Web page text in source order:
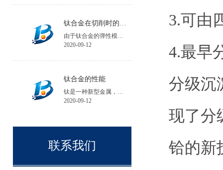
3.可由
4.最早
分级沉
现了分
铪的新
钛合金在切削时的注意事项
由于钛合金的弹性模量小，工件在加工中的夹紧变形和受力变形大，会降低工件的加工精度；工件安装时夹紧力不宜过大，必要时可增加辅助支承。
2020-09-12
钛合金的性能
钛是一种新型金属，钛的性能与所含碳、氮、氢、氧等杂质含量有关，碘化钛杂质含量不超过0.1%。
2020-09-12
联系我们